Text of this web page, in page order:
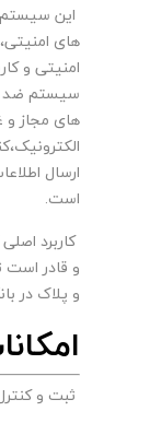
این
های
امنیتی و
سیستم ضد
های مجاز و
ارسال
است.
کاربرد
و قادر است
و پلاک در
ثبت و